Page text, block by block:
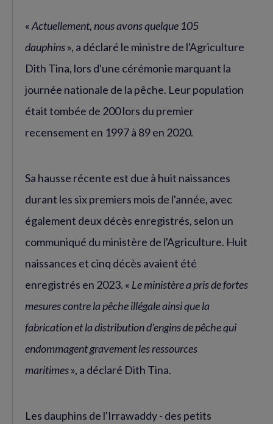
«Actuellement, nous avons quelque 105
dauphins», a déclaré le ministre de l'Agriculture
Dith Tina, lors d'une cérémonie marquant la
journée nationale de la pêche. Leur population
était tombée de 200 lors du premier
recensement en 1997 à 89 en 2020.
Sa hausse récente est due à huit naissances
durant les six premiers mois de l'année, avec
également deux décès enregistrés, selon un
communiqué du ministère de l'Agriculture. Huit
naissances et cinq décès avaient été
enregistrés en 2023. « Le ministère a pris de fortes
mesures contre la pêche illégale ainsi que la
fabrication et la distribution d'engins de pêche qui
endommagent gravement les ressources
maritimes», a déclaré Dith Tina.
Les dauphins de l'Irrawaddy - des petits